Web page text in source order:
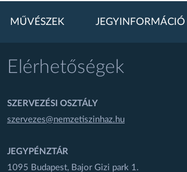
MŰVÉSZEK JEGYINFORMÁCIÓ
Elérhetőségek
SZERVEZÉSI OSZTÁLY
szervezes@nemzetiszinhaz.hu
JEGYPÉNZTÁR
1095 Budapest, Bajor Gizi park 1.